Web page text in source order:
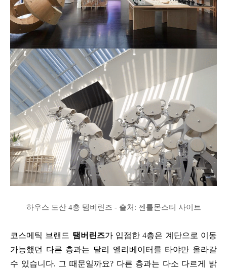
하우스 도산 4층 템버린즈 - 출처: 젠틀몬스터 사이트
코스메틱 브랜드 탬버린즈가 입점한 4층은 계단으로 이동
가능했던 다른 층과는 달리 엘리베이터를 타야만 올라갈
수 있습니다. 그 때문일까요? 다른 층과는 다소 다르게 밝